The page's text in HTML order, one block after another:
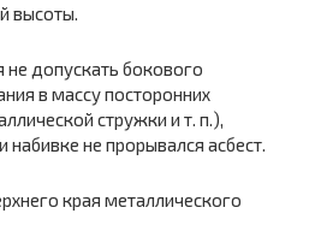
высоты.
не допускать бокового
в массу посторонних
стружки и т. п.),
набивке не прорывался асбест.
края металлического